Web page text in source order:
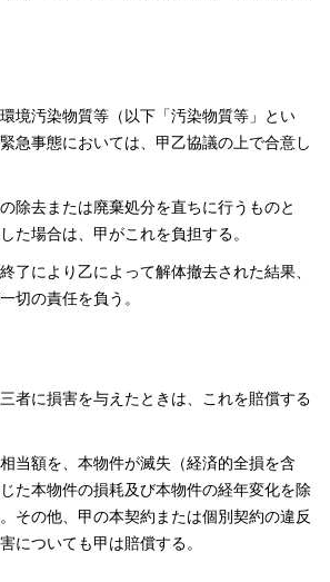
境汚染物質等（以下「汚染物質等」とい
急事態においては、甲乙協議の上で合意し
除去または廃棄処分を直ちに行うものと
た場合は、甲がこれを負担する。
了により乙によって解体撤去された結果、
切の責任を負う。
者に損害を与えたときは、これを賠償する
当額を、本物件が滅失（経済的全損を含
た本物件の損耗及び本物件の経年変化を除
その他、甲の本契約または個別契約の違反
についても甲は賠償する。